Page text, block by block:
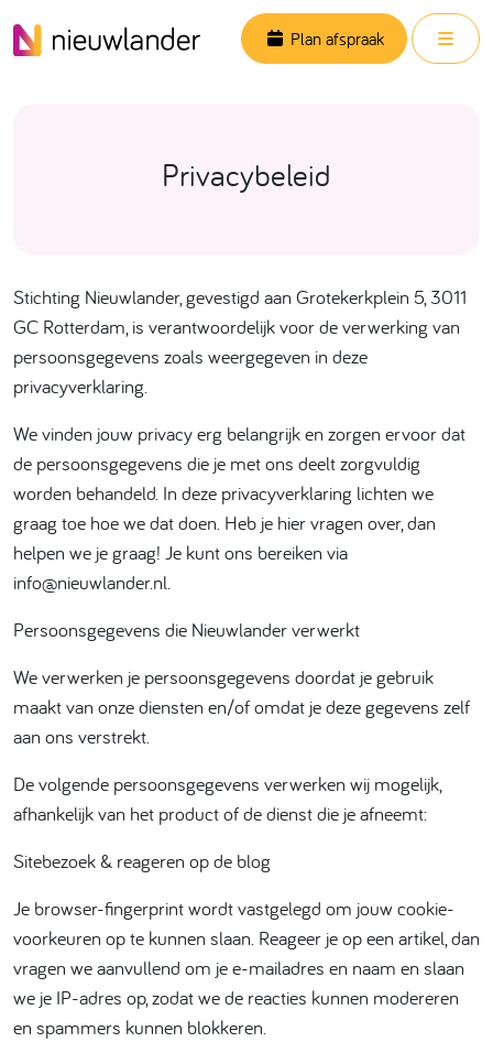
Plan afspraak Menu
Privacybeleid
Stichting Nieuwlander, gevestigd aan Grotekerkplein 5, 3011
GC Rotterdam, is verantwoordelijk voor de verwerking van
persoonsgegevens zoals weergegeven in deze
privacyverklaring.
We vinden jouw privacy erg belangrijk en zorgen ervoor dat
de persoonsgegevens die je met ons deelt zorgvuldig
worden behandeld. In deze privacyverklaring lichten we
graag toe hoe we dat doen. Heb je hier vragen over, dan
helpen we je graag! Je kunt ons bereiken via
info@nieuwlander.nl.
Persoonsgegevens die Nieuwlander verwerkt
We verwerken je persoonsgegevens doordat je gebruik
maakt van onze diensten en/of omdat je deze gegevens zelf
aan ons verstrekt.
De volgende persoonsgegevens verwerken wij mogelijk,
afhankelijk van het product of de dienst die je afneemt:
Sitebezoek & reageren op de blog
Je browser-fingerprint wordt vastgelegd om jouw cookie-
voorkeuren op te kunnen slaan. Reageer je op een artikel, dan
vragen we aanvullend om je e-mailadres en naam en slaan
we je IP-adres op, zodat we de reacties kunnen modereren
en spammers kunnen blokkeren.